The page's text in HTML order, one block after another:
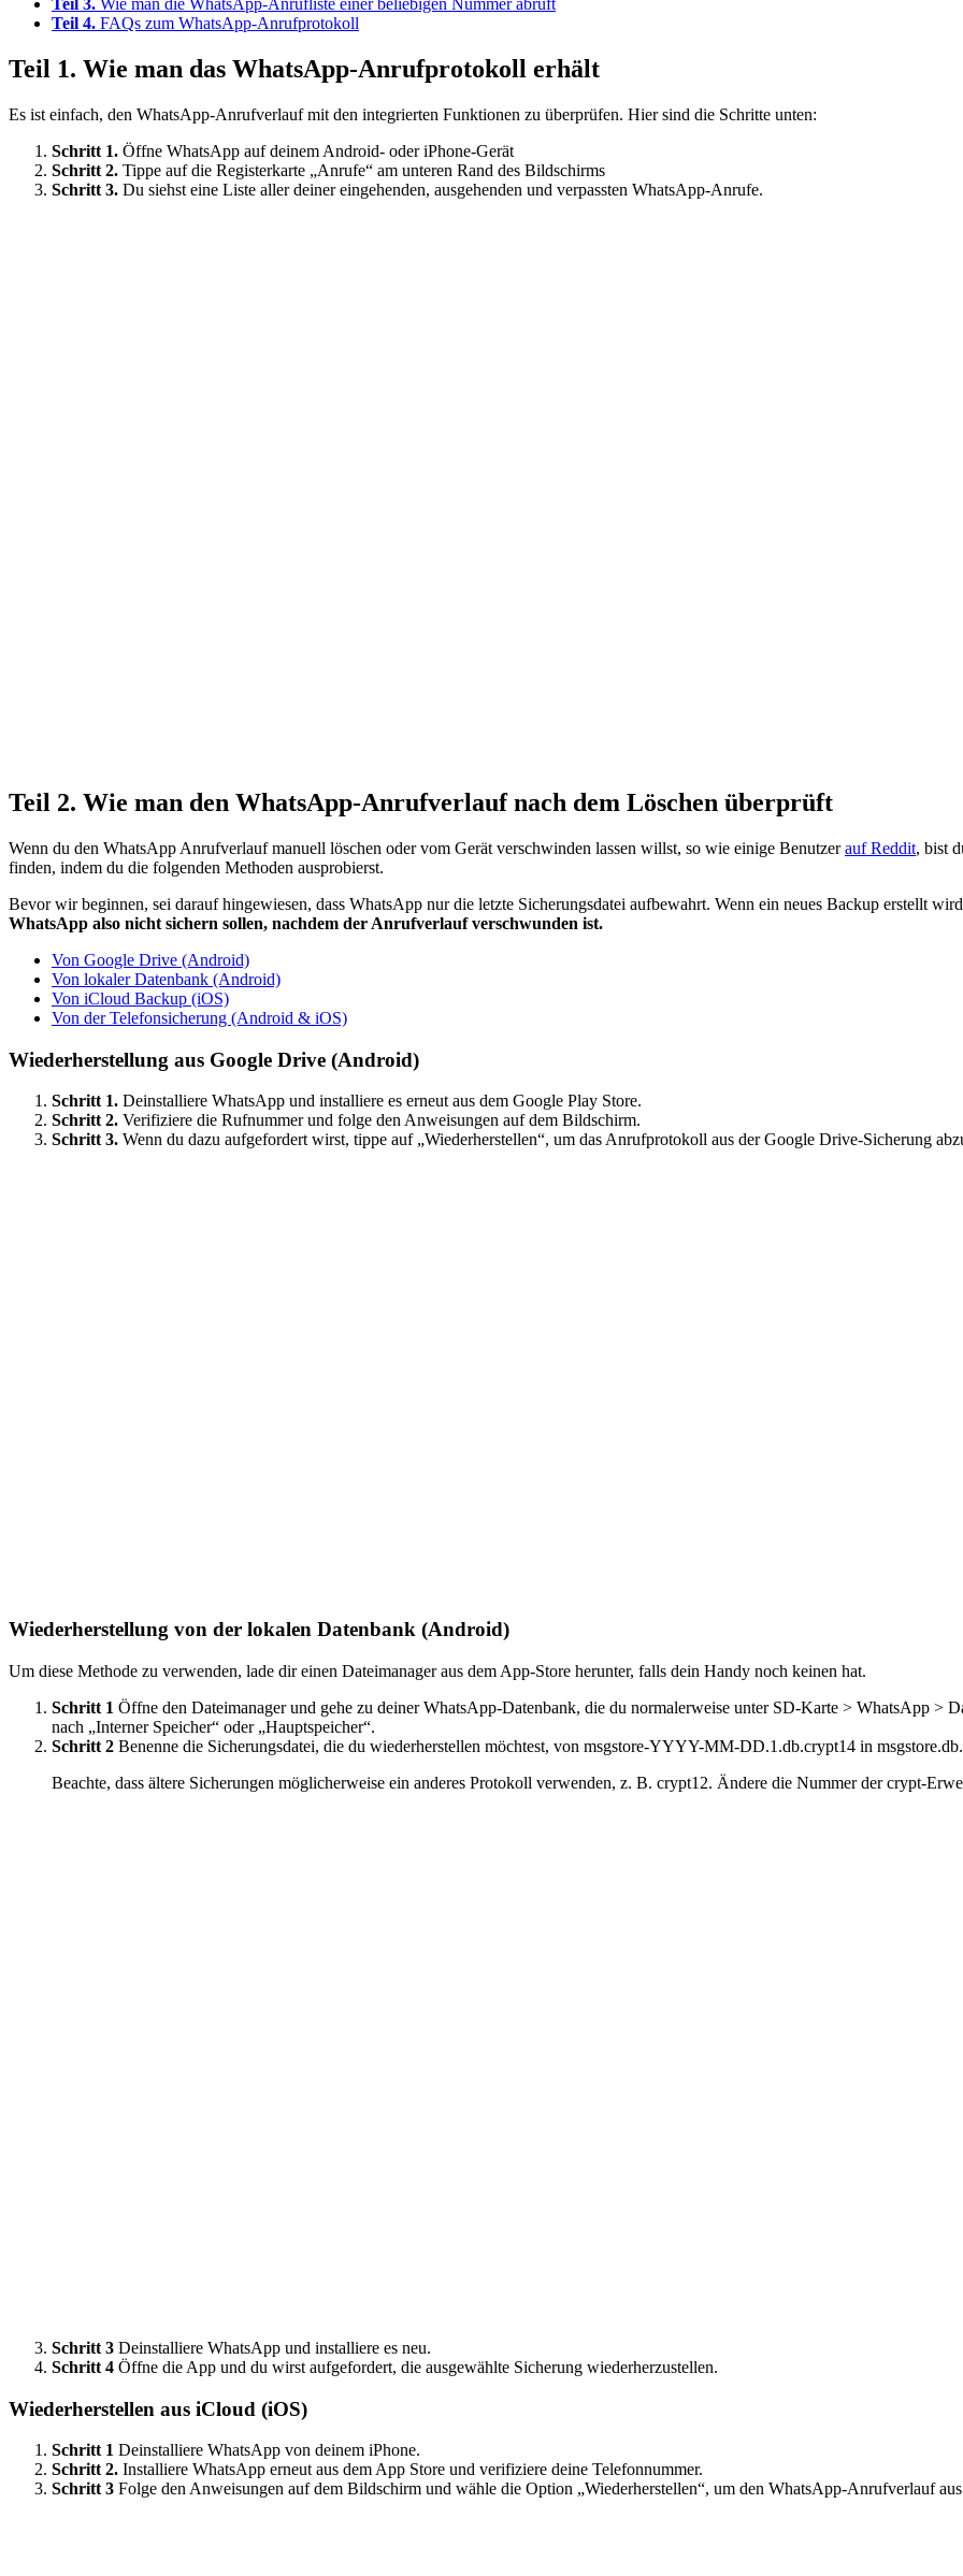
Teil 3. Wie man die WhatsApp-Anrufliste einer beliebigen Nummer abruft
Teil 4. FAQs zum WhatsApp-Anrufprotokoll
Teil 1. Wie man das WhatsApp-Anrufprotokoll erhält
Es ist einfach, den WhatsApp-Anrufverlauf mit den integrierten Funktionen zu überprüfen. Hier sind die Schritte unten:
Schritt 1. Öffne WhatsApp auf deinem Android- oder iPhone-Gerät
Schritt 2. Tippe auf die Registerkarte „Anrufe“ am unteren Rand des Bildschirms
Schritt 3. Du siehst eine Liste aller deiner eingehenden, ausgehenden und verpassten WhatsApp-Anrufe.
Teil 2. Wie man den WhatsApp-Anrufverlauf nach dem Löschen überprüft
Wenn du den WhatsApp Anrufverlauf manuell löschen oder vom Gerät verschwinden lassen willst, so wie einige Benutzerauf Reddit, bist
finden, indem du die folgenden Methoden ausprobierst.
Bevor wir beginnen, sei darauf hingewiesen, dass WhatsApp nur die letzte Sicherungsdatei aufbewahrt. Wenn ein neues Backup erstellt
WhatsApp also nicht sichern sollen, nachdem der Anrufverlauf verschwunden ist.
Von Google Drive (Android)
Von lokaler Datenbank (Android)
Von iCloud Backup (iOS)
Von der Telefonsicherung (Android & iOS)
Wiederherstellung aus Google Drive (Android)
Schritt 1. Deinstalliere WhatsApp und installiere es erneut aus dem Google Play Store.
Schritt 2. Verifiziere die Rufnummer und folge den Anweisungen auf dem Bildschirm.
Schritt 3. Wenn du dazu aufgefordert wirst, tippe auf „Wiederherstellen“, um das Anrufprotokoll aus der Google Drive-Sicherung
Wiederherstellung von der lokalen Datenbank (Android)
Um diese Methode zu verwenden, lade dir einen Dateimanager aus dem App-Store herunter, falls dein Handy noch keinen hat.
Schritt 1 Öffne den Dateimanager und gehe zu deiner WhatsApp-Datenbank, die du normalerweise unter SD-Karte > WhatsApp >
nach „Interner Speicher“ oder „Hauptspeicher“.
Schritt 2 Benenne die Sicherungsdatei, die du wiederherstellen möchtest, von msgstore-YYYY-MM-DD.1.db.crypt14 in
Beachte, dass ältere Sicherungen möglicherweise ein anderes Protokoll verwenden, z. B. crypt12. Ändere die Nummer der crypt-
Schritt 3 Deinstalliere WhatsApp und installiere es neu.
Schritt 4 Öffne die App und du wirst aufgefordert, die ausgewählte Sicherung wiederherzustellen.
Wiederherstellen aus iCloud (iOS)
Schritt 1 Deinstalliere WhatsApp von deinem iPhone.
Schritt 2. Installiere WhatsApp erneut aus dem App Store und verifiziere deine Telefonnummer.
Schritt 3 Folge den Anweisungen auf dem Bildschirm und wähle die Option „Wiederherstellen“, um den WhatsApp-Anrufverlauf